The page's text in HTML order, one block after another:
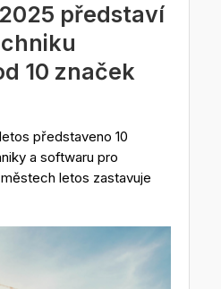
představí
10 značek
představeno 10
a softwaru pro
letos zastavuje